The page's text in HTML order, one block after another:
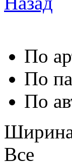
По
По
По
Все